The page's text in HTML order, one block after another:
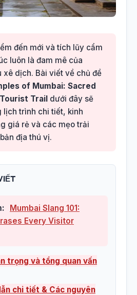
đến mới và tích lũy cẩm
luôn là đam mê của
xê dịch. Bài viết về chủ đề
of Mumbai: Sacred
Trail dưới đây sẽ
lịch trình chi tiết, kinh
giá rẻ và các mẹo trải
địa thú vị.
Mumbai Slang 101:
Every Visitor
trọng và tổng quan vấn
chi tiết & Các nguyên